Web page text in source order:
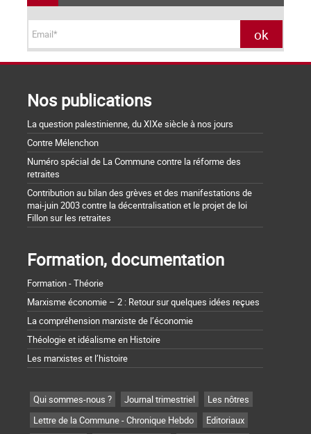
Nos publications
La question palestinienne, du XIXe siècle à nos jours
Contre Mélenchon
Numéro spécial de La Commune contre la réforme des
retraites
Contribution au bilan des grèves et des manifestations de
mai-juin 2003 contre la décentralisation et le projet de loi
Fillon sur les retraites
Formation, documentation
Formation - Théorie
Marxisme économie – 2 : Retour sur quelques idées reçues
La compréhension marxiste de l’économie
Théologie et idéalisme en Histoire
Les marxistes et l’histoire
Qui sommes-nous ? Journal trimestriel
Les nôtres
Lettre de la Commune - Chronique Hebdo
Editoriaux